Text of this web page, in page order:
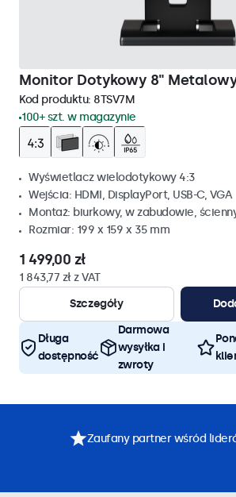
Monitor Dotykowy 8"
Kod produktu: 8TSV7M
100+ szt. w magazynie
Wyświetlacz wielodotykowy 4:3
Wejścia: HDMI, DisplayPort, USB-C, VGA
Montaż: biurkowy, w zabudowie,
Rozmiar: 199 x 159 x 35 mm
1 499,00 zł
1 843,77 zł z VAT
Szczegóły
Długa
dostępność
Darmowa
wysyłka i
zwroty
Zaufany partner wśród